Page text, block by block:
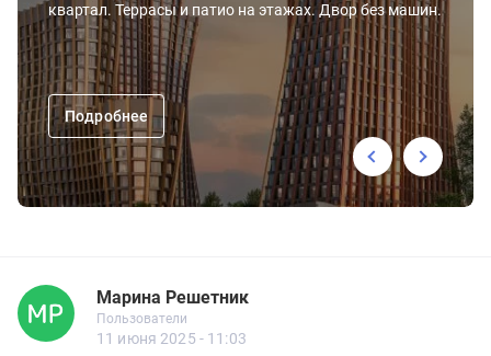
квартал. Террасы и патио на этажах. Двор без машин.
Подробнее
Марина Решетник
Марина Решетник
Пользователи
Новичок
Пользователи
8 сообщений
11 июня 2025 - 11:03